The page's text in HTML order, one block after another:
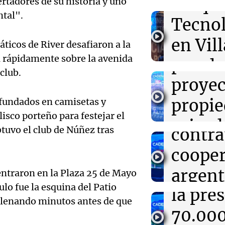
de River desafiaron a la
sobre la avenida
en camisetas y
porteño para festejar el
el club de Núñez tras
en la Plaza 25 de Mayo
fue la esquina del Patio
minutos antes de que
16:19 Boca Juniors
Boca confirmó
país el
Valencia
Crisis sanitaria
políticas
gravemente el
16:02 Mundo
Las primarias
marcan el
controvertido
parlamentario
Memphis
en
con dos
Panorama
Episodios
no
para
Panorama
Episodios
Audio.
Audio.
de
la
Audio.
amiga